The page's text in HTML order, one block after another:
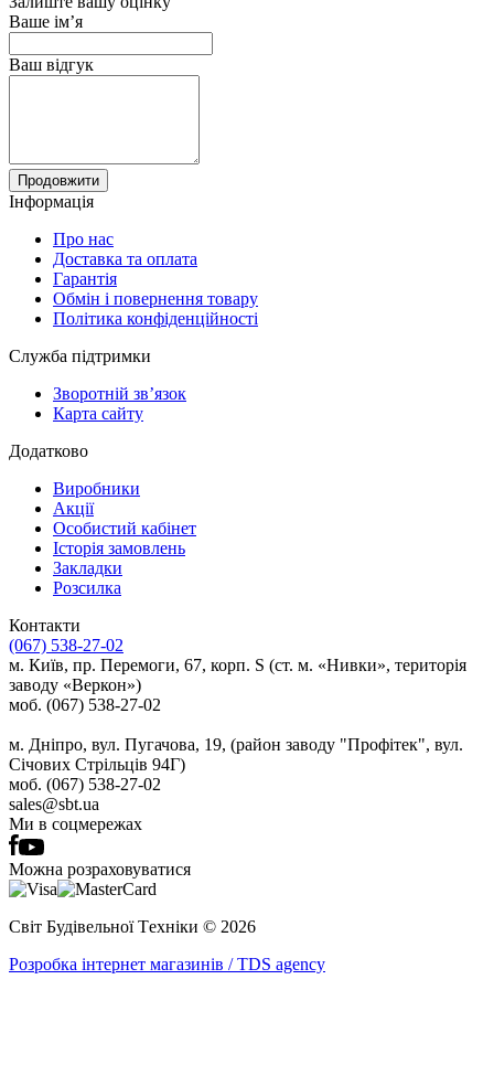
Ваше ім’я
Ваш відгук
Продовжити
Інформація
Про нас
Доставка та оплата
Гарантія
Обмін і повернення товару
Політика конфіденційності
Служба підтримки
Зворотній зв’язок
Карта сайту
Додатково
Виробники
Акції
Особистий кабінет
Історія замовлень
Закладки
Розсилка
Контакти
(067) 538-27-02
м. Київ, пр. Перемоги, 67, корп. S (ст. м. «Нивки», територія
заводу «Веркон»)
моб. (067) 538-27-02
м. Дніпро, вул. Пугачова, 19, (район заводу "Профітек", вул.
Січових Стрільців 94Г)
моб. (067) 538-27-02
sales@sbt.ua
Ми в соцмережах
Можна розраховуватися
Світ Будівельної Tехніки © 2026
Розробка інтернет магазинів / TDS agency